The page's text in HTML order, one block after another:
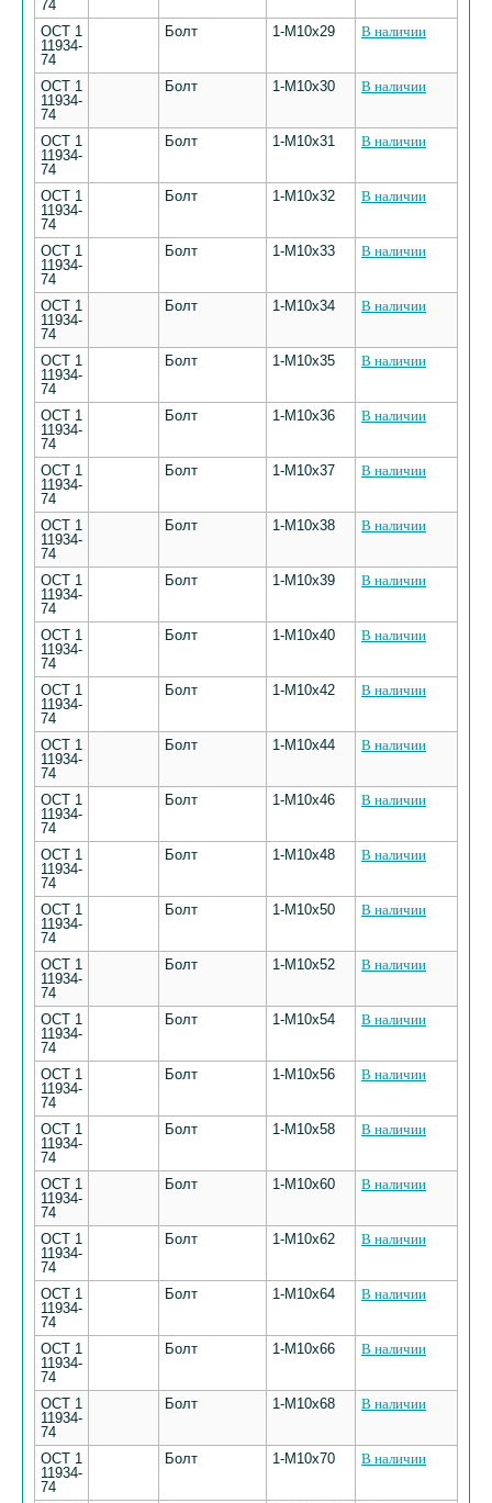
74
ОСТ 1
11934-
74
Болт 1-М10х29 В наличии
ОСТ 1
11934-
74
Болт 1-М10х30 В наличии
ОСТ 1
11934-
74
Болт 1-М10х31 В наличии
ОСТ 1
11934-
74
Болт 1-М10х32 В наличии
ОСТ 1
11934-
74
Болт 1-М10х33 В наличии
ОСТ 1
11934-
74
Болт 1-М10х34 В наличии
ОСТ 1
11934-
74
Болт 1-М10х35 В наличии
ОСТ 1
11934-
74
Болт 1-М10х36 В наличии
ОСТ 1
11934-
74
Болт 1-М10х37 В наличии
ОСТ 1
11934-
74
Болт 1-М10х38 В наличии
ОСТ 1
11934-
74
Болт 1-М10х39 В наличии
ОСТ 1
11934-
74
Болт 1-М10х40 В наличии
ОСТ 1
11934-
74
Болт 1-М10х42 В наличии
ОСТ 1
11934-
74
Болт 1-М10х44 В наличии
ОСТ 1
11934-
74
Болт 1-М10х46 В наличии
ОСТ 1
11934-
74
Болт 1-М10х48 В наличии
ОСТ 1
11934-
74
Болт 1-М10х50 В наличии
ОСТ 1
11934-
74
Болт 1-М10х52 В наличии
ОСТ 1
11934-
74
Болт 1-М10х54 В наличии
ОСТ 1
11934-
74
Болт 1-М10х56 В наличии
ОСТ 1
11934-
74
Болт 1-М10х58 В наличии
ОСТ 1
11934-
74
Болт 1-М10х60 В наличии
ОСТ 1
11934-
74
Болт 1-М10х62 В наличии
ОСТ 1
11934-
74
Болт 1-М10х64 В наличии
ОСТ 1
11934-
74
Болт 1-М10х66 В наличии
ОСТ 1
11934-
74
Болт 1-М10х68 В наличии
ОСТ 1
11934-
74
Болт 1-М10х70 В наличии